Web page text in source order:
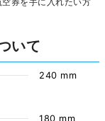
券を手に入れたい方
いて
180 mm
240 mm